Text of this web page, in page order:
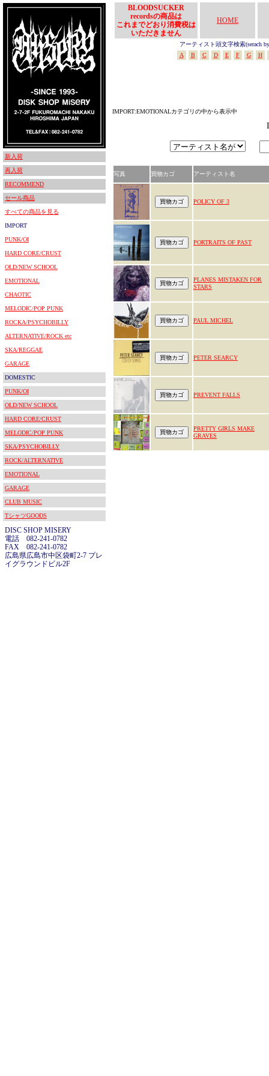
新入荷
再入荷
RECOMMEND
セール商品
すべての商品を見る
IMPORT
PUNK/OI
HARD CORE/CRUST
OLD/NEW SCHOOL
EMOTIONAL
CHAOTIC
MELODIC/POP PUNK
ROCKA/PSYCHOBILLY
ALTERNATIVE/ROCK etc
SKA/REGGAE
GARAGE
DOMESTIC
PUNK/OI
OLD/NEW SCHOOL
HARD CORE/CRUST
MELODIC/POP PUNK
SKA/PSYCHOBILLY
ROCK/ALTERNATIVE
EMOTIONAL
GARAGE
CLUB MUSIC
TシャツGOODS
DISC SHOP MISERY
電話 082-241-0782
FAX 082-241-0782
広島県広島市中区袋町2-7 プレ
イグラウンドビル2F
BLOODSUCKER
recordsの商品は
これまでどおり消費税は
いただきません
HOME
アーティスト頭文字検索(serach
A
B C D E F G H
IMPORT:EMOTIONALカテゴリの中から表示中
写真 買物カゴ アーティスト名
POLICY OF 3
PORTRAITS OF PAST
PLANES MISTAKEN FOR
STARS
PAUL MICHEL
PETER SEARCY
PREVENT FALLS
PRETTY GIRLS MAKE
GRAVES